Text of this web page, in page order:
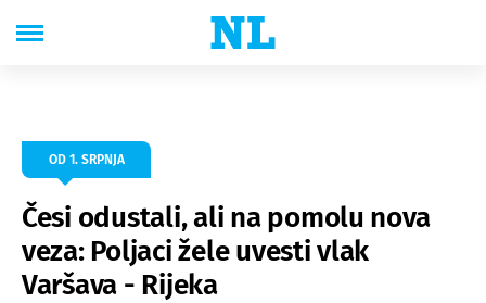
OD 1. SRPNJA
Česi odustali, ali na pomolu nova
veza: Poljaci žele uvesti vlak
Varšava - Rijeka